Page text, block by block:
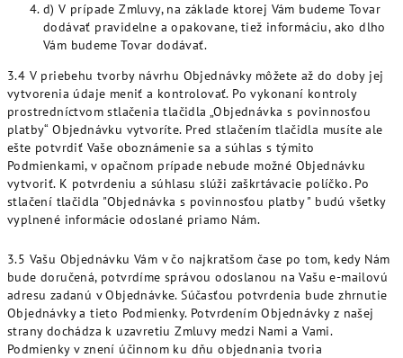
d) V prípade Zmluvy, na základe ktorej Vám budeme Tovar
dodávať pravidelne a opakovane, tiež informáciu, ako dlho
Vám budeme Tovar dodávať.
3.4 V priebehu tvorby návrhu Objednávky môžete až do doby jej
vytvorenia údaje meniť a kontrolovať. Po vykonaní kontroly
prostredníctvom stlačenia tlačidla „Objednávka s povinnosťou
platby“ Objednávku vytvoríte. Pred stlačením tlačidla musíte ale
ešte potvrdiť Vaše oboznámenie sa a súhlas s týmito
Podmienkami, v opačnom prípade nebude možné Objednávku
vytvoriť. K potvrdeniu a súhlasu slúži zaškrtávacie políčko. Po
stlačení tlačidla "Objednávka s povinnosťou platby " budú všetky
vyplnené informácie odoslané priamo Nám.
3.5 Vašu Objednávku Vám v čo najkratšom čase po tom, kedy Nám
bude doručená, potvrdíme správou odoslanou na Vašu e-mailovú
adresu zadanú v Objednávke. Súčasťou potvrdenia bude zhrnutie
Objednávky a tieto Podmienky. Potvrdením Objednávky z našej
strany dochádza k uzavretiu Zmluvy medzi Nami a Vami.
Podmienky v znení účinnom ku dňu objednania tvoria